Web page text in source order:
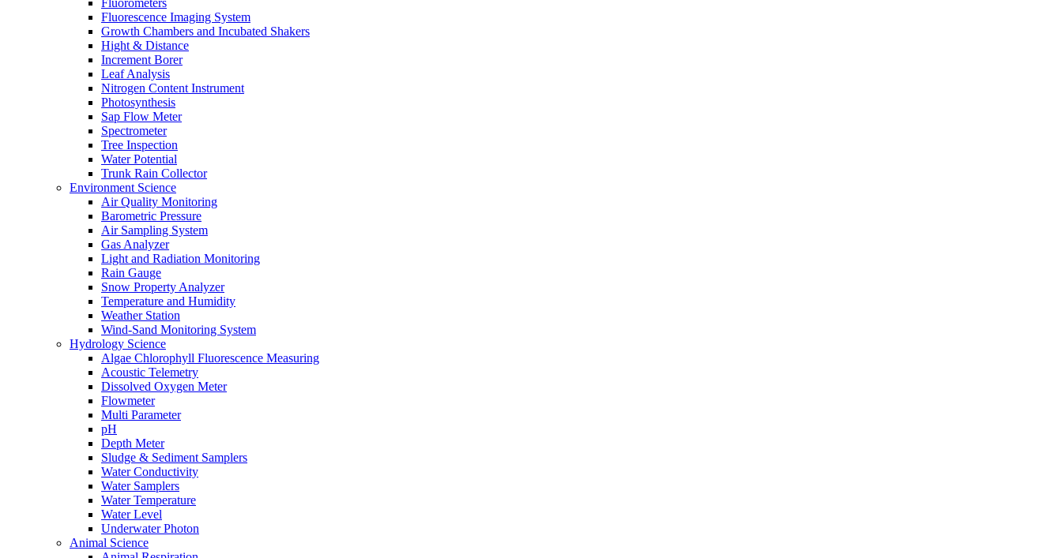
Fluorometers
Fluorescence Imaging System
Growth Chambers and Incubated Shakers
Hight & Distance
Increment Borer
Leaf Analysis
Nitrogen Content Instrument
Photosynthesis
Sap Flow Meter
Spectrometer
Tree Inspection
Water Potential
Trunk Rain Collector
Environment Science
Air Quality Monitoring
Barometric Pressure
Air Sampling System
Gas Analyzer
Light and Radiation Monitoring
Rain Gauge
Snow Property Analyzer
Temperature and Humidity
Weather Station
Wind-Sand Monitoring System
Hydrology Science
Algae Chlorophyll Fluorescence Measuring
Acoustic Telemetry
Dissolved Oxygen Meter
Flowmeter
Multi Parameter
pH
Depth Meter
Sludge & Sediment Samplers
Water Conductivity
Water Samplers
Water Temperature
Water Level
Underwater Photon
Animal Science